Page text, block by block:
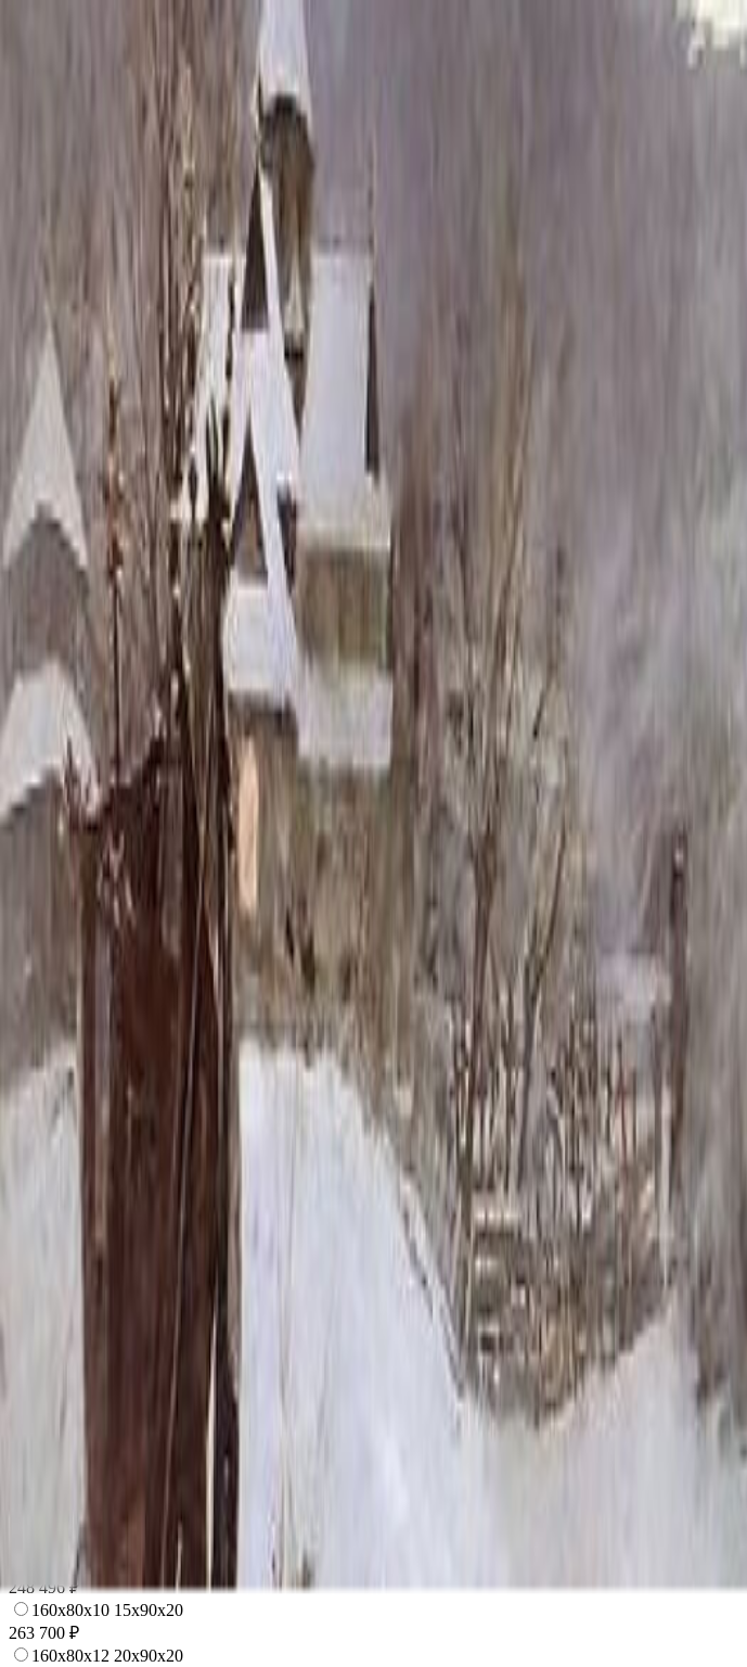
Блог Гарантия
Услуги
Контакты
Скидка 5.00% на Надгробные плиты
Скидка 5.00% на Надгробные плиты
Памятник ММ/M-1701
Памятники По цене Бюджетные памятники / Памятник ММ/M-1701
68 850
Быстрый заказ
Памятник ММ/M-1701
68 850 ₽
Выбор атрибутов
Размеры стелы и тумбы вертикальные
Размеры стелы и тумбы вертикальные
80x40x5 12x50x15
85 356 ₽
100x50x5 12x60x15
87 708 ₽
80x40x10 15x50x20
93 420 ₽
100x50x10 15x60x20
120x60x10 15x70x20
140x70x10 15x80x20
213 720 ₽
140x70x12 20x80x20
248 496 ₽
160x80x10 15x90x20
263 700 ₽
160x80x12 20x90x20